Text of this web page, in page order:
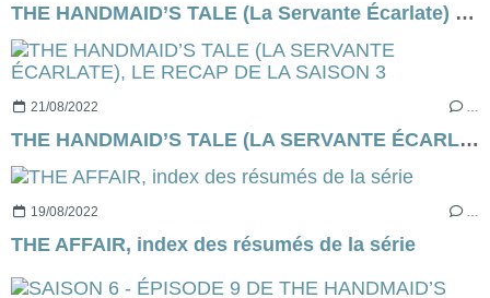
THE HANDMAID’S TALE (La Servante Écarlate) Saison 3 - Épisode 1 [résumé]
21/08/2022 …
THE HANDMAID’S TALE (LA SERVANTE ÉCARLATE), LE RECAP DE LA SAISON 3
19/08/2022 …
THE AFFAIR, index des résumés de la série